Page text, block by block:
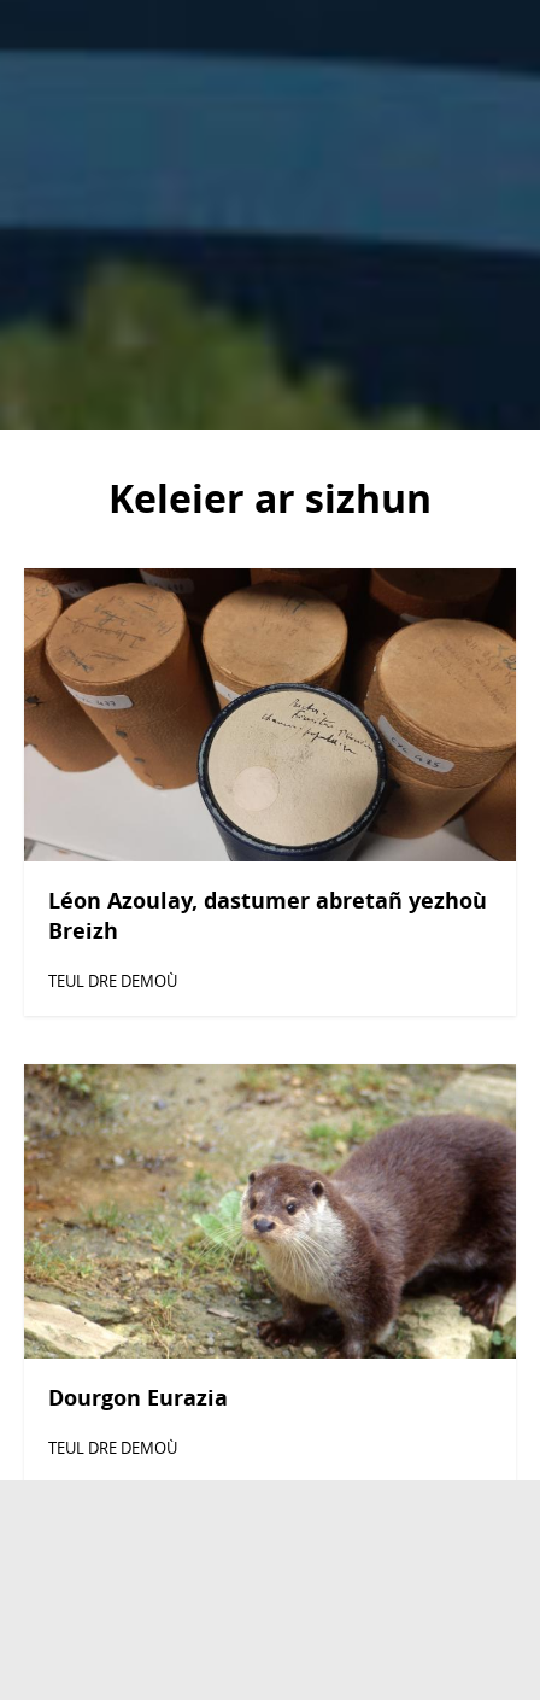
Keleier ar sizhun
Léon Azoulay, dastumer abretañ yezhoù
Breizh
TEUL DRE DEMOÙ
Dourgon Eurazia
TEUL DRE DEMOÙ